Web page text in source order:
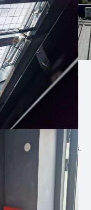
et
notre capacité à
contextes exigeants.
dans un délai
immédiatement,